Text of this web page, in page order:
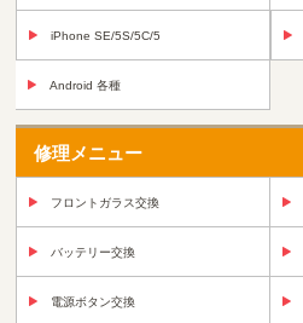
iPhone SE/5S/5C/5
Android 各種
修理メニュー
フロントガラス交換
バッテリー交換
電源ボタン交換